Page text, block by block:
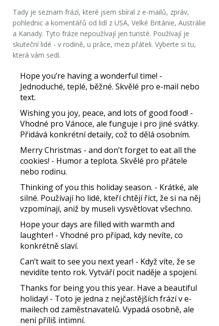
Tady je seznam frází, které jsem sbíral z e-mailů, zpráv,
pohlednic a komentářů od lidí z USA, Velké Británie, Austrálie
a Kanady. Tyto fráze nepoužívají jen turisté. Používají je
skuteční lidé - v rodině, u práce, mezi přáteli. Vyberte si tu,
která vám sedí.
Hope you’re having a wonderful time! -
Jednoduché, teplé, běžné. Skvělé pro e-mail nebo
text.
Wishing you joy, peace, and lots of good food! -
Vhodné pro Vánoce, ale funguje i pro jiné svátky.
Přidává konkrétní detaily, což to dělá osobním.
Merry Christmas - and don’t forget to eat all the
cookies! - Humor a teplota. Skvělé pro přátele
nebo rodinu.
Thinking of you this holiday season. - Krátké, ale
silné. Používají ho lidé, kteří chtějí říct, že si na něj
vzpomínají, aniž by museli vysvětlovat všechno.
Hope your days are filled with warmth and
laughter! - Vhodné pro případ, kdy nevíte, co
konkrétně slaví.
Can’t wait to see you next year! - Když víte, že se
nevidíte tento rok. Vytváří pocit naděje a spojení.
Thanks for being you this year. Have a beautiful
holiday! - Toto je jedna z nejčastějších frází v e-
mailech od zaměstnavatelů. Vypadá osobně, ale
není příliš intimní.